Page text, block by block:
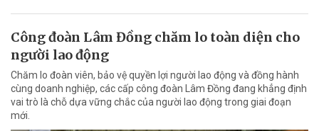
Công đoàn Lâm Đồng chăm lo toàn diện cho
người lao động
Chăm lo đoàn viên, bảo vệ quyền lợi người lao động và đồng hành
cùng doanh nghiệp, các cấp công đoàn Lâm Đồng đang khẳng định
vai trò là chỗ dựa vững chắc của người lao động trong giai đoạn
mới.